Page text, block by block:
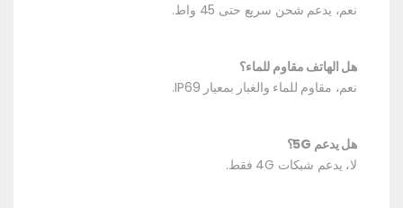
نعم، يدعم شحن سريع حتى 45 واط.
هل الهاتف مقاوم للماء؟
نعم، مقاوم للماء والغبار بمعيار IP69.
هل يدعم 5G؟
لا، يدعم شبكات 4G فقط.